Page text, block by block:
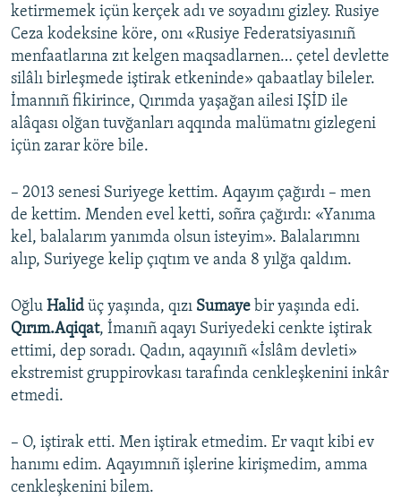
ketirmemek içün kerçek adı ve soyadını gizley. Rusiye
Ceza kodeksine köre, onı «Rusiye Federatsiyasınıñ
menfaatlarına zıt kelgen maqsadlarnen… çetel devlette
silâlı birleşmede iştirak etkeninde» qabaatlay bileler.
İmannıñ fikirince, Qırımda yaşağan ailesi IŞİD ile
alâqası olğan tuvğanları aqqında malümatnı gizlegeni
içün zarar köre bile.
– 2013 senesi Suriyege kettim. Aqayım çağırdı – men
de kettim. Menden evel ketti, soñra çağırdı: «Yanıma
kel, balalarım yanımda olsun isteyim». Balalarımnı
alıp, Suriyege kelip çıqtım ve anda 8 yılğa qaldım.
Oğlu Halid üç yaşında, qızı Sumaye bir yaşında edi.
Qırım.Aqiqat, İmanıñ aqayı Suriyedeki cenkte iştirak
ettimi, dep soradı. Qadın, aqayınıñ «İslâm devleti»
ekstremist gruppirovkası tarafında cenkleşkenini inkâr
etmedi.
– O, iştirak etti. Men iştirak etmedim. Er vaqıt kibi ev
hanımı edim. Aqayımnıñ işlerine kirişmedim, amma
cenkleşkenini bilem.